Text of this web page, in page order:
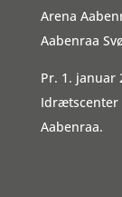
Arena
Aabenraa
Pr. 1. januar
Idrætscenter
Aabenraa.